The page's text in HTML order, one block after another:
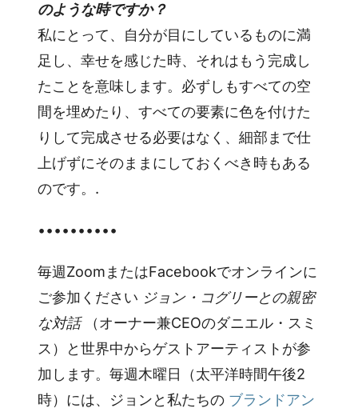
のような時ですか？
私にとって、自分が目にしているものに満
足し、幸せを感じた時、それはもう完成し
たことを意味します。必ずしもすべての空
間を埋めたり、すべての要素に色を付けた
りして完成させる必要はなく、細部まで仕
上げずにそのままにしておくべき時もある
のです。.
••••••••••
毎週ZoomまたはFacebookでオンラインに
ご参加ください ジョン・コグリーとの親密
な対話（オーナー兼CEOのダニエル・スミ
ス）と世界中からゲストアーティストが参
加します。毎週木曜日（太平洋時間午後2
時）には、ジョンと私たちの ブランドアン